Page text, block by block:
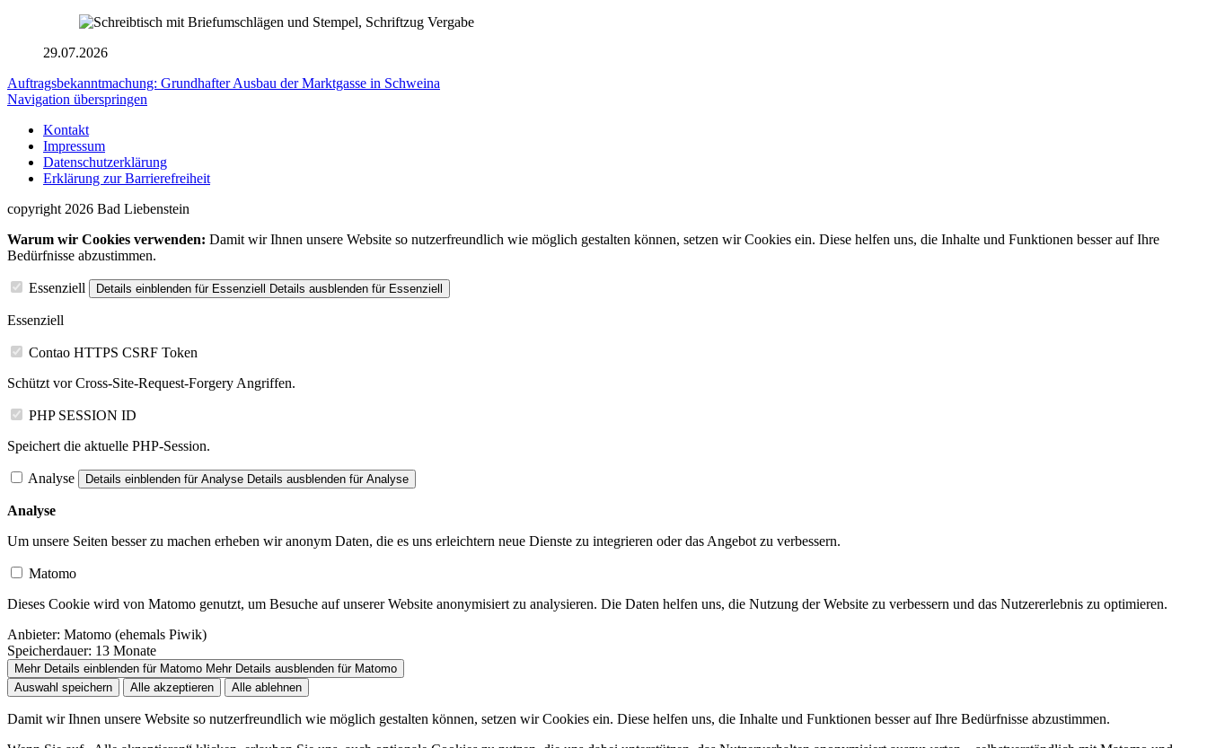
29.07.2026
Auftragsbekanntmachung: Grundhafter Ausbau der Marktgasse in Schweina
Navigation überspringen
Kontakt
Impressum
Datenschutzerklärung
Erklärung zur Barrierefreiheit
copyright 2026 Bad Liebenstein
Warum wir Cookies verwenden: Damit wir Ihnen unsere Website so nutzerfreundlich wie möglich gestalten können, setzen wir Cookies ein. Diese helfen uns, die Inhalte und Funktionen besser auf Ihre
Bedürfnisse abzustimmen.
Essenziell Details einblenden für Essenziell Details ausblenden für Essenziell
Essenziell
Contao HTTPS CSRF Token
Schützt vor Cross-Site-Request-Forgery Angriffen.
PHP SESSION ID
Speichert die aktuelle PHP-Session.
Analyse Details einblenden für Analyse Details ausblenden für Analyse
Analyse
Um unsere Seiten besser zu machen erheben wir anonym Daten, die es uns erleichtern neue Dienste zu integrieren oder das Angebot zu verbessern.
Matomo
Dieses Cookie wird von Matomo genutzt, um Besuche auf unserer Website anonymisiert zu analysieren. Die Daten helfen uns, die Nutzung der Website zu verbessern und das Nutzererlebnis zu optimieren.
Anbieter: Matomo (ehemals Piwik)
Speicherdauer: 13 Monate
Mehr Details einblenden für Matomo Mehr Details ausblenden für Matomo
Auswahl speichern
Alle akzeptieren Alle ablehnen
Damit wir Ihnen unsere Website so nutzerfreundlich wie möglich gestalten können, setzen wir Cookies ein. Diese helfen uns, die Inhalte und Funktionen besser auf Ihre Bedürfnisse abzustimmen.